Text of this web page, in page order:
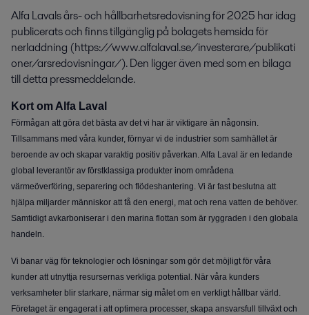
Alfa Lavals års- och hållbarhetsredovisning för 2025 har idag
publicerats och finns tillgänglig på bolagets hemsida för
nerladdning (https://www.alfalaval.se/investerare/publikati
oner/arsredovisningar/). Den ligger även med som en bilaga
till detta pressmeddelande.
Kort om Alfa Laval
Förmågan att göra det bästa av det vi har är viktigare än någonsin.
Tillsammans med våra kunder, förnyar vi de industrier som samhället är
beroende av och skapar varaktig positiv påverkan. Alfa Laval är en ledande
global leverantör av förstklassiga produkter inom områdena
värmeöverföring, separering och flödeshantering. Vi är fast beslutna att
hjälpa miljarder människor att få den energi, mat och rena vatten de behöver.
Samtidigt avkarboniserar i den marina flottan som är ryggraden i den globala
handeln.
Vi banar väg för teknologier och lösningar som gör det möjligt för våra
kunder att utnyttja resursernas verkliga potential. När våra kunders
verksamheter blir starkare, närmar sig målet om en verkligt hållbar värld.
Företaget är engagerat i att optimera processer, skapa ansvarsfull tillväxt och